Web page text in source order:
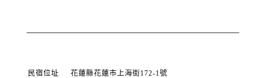
民宿位址 花蓮縣花蓮市上海街172-1號